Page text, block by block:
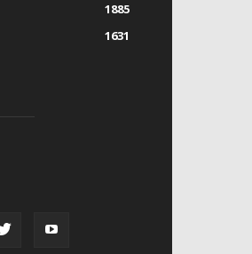
1885
1631